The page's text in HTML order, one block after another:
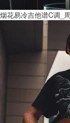
烟花易冷吉他谱C调_